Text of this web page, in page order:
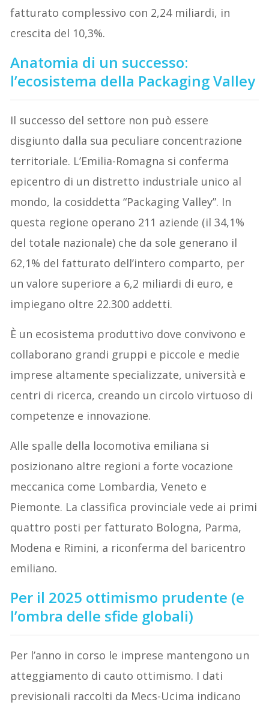
fatturato complessivo con 2,24 miliardi, in
crescita del 10,3%.
Anatomia di un successo:
l’ecosistema della Packaging Valley
Il successo del settore non può essere
disgiunto dalla sua peculiare concentrazione
territoriale. L’Emilia-Romagna si conferma
epicentro di un distretto industriale unico al
mondo, la cosiddetta “Packaging Valley”. In
questa regione operano 211 aziende (il 34,1%
del totale nazionale) che da sole generano il
62,1% del fatturato dell’intero comparto, per
un valore superiore a 6,2 miliardi di euro, e
impiegano oltre 22.300 addetti.
È un ecosistema produttivo dove convivono e
collaborano grandi gruppi e piccole e medie
imprese altamente specializzate, università e
centri di ricerca, creando un circolo virtuoso di
competenze e innovazione.
Alle spalle della locomotiva emiliana si
posizionano altre regioni a forte vocazione
meccanica come Lombardia, Veneto e
Piemonte. La classifica provinciale vede ai primi
quattro posti per fatturato Bologna, Parma,
Modena e Rimini, a riconferma del baricentro
emiliano.
Per il 2025 ottimismo prudente (e
l’ombra delle sfide globali)
Per l’anno in corso le imprese mantengono un
atteggiamento di cauto ottimismo. I dati
previsionali raccolti da Mecs-Ucima indicano